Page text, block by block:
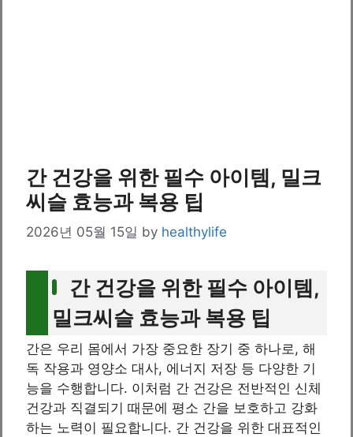
간 건강을 위한 필수 아이템, 밀크
씨슬 효능과 복용 팁
2026년 05월 15일 by healthylife
간 건강을 위한 필수 아이템,
밀크씨슬 효능과 복용 팁
간은 우리 몸에서 가장 중요한 장기 중 하나로, 해
독 작용과 영양소 대사, 에너지 저장 등 다양한 기
능을 수행합니다. 이처럼 간 건강은 전반적인 신체
건강과 직결되기 때문에 평소 간을 보호하고 강화
하는 노력이 필요합니다. 간 건강을 위한 대표적인